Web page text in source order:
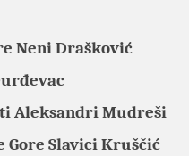
Neni Drašković
Aleksandri Mudreši
Gore Slavici Kruščić